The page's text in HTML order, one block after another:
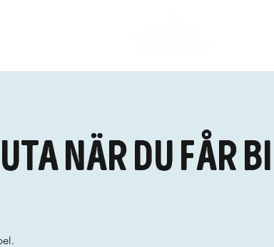
när du får